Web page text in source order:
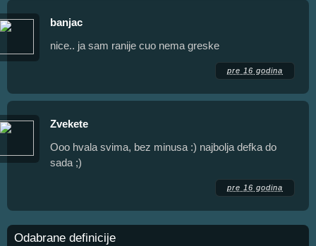
banjac
nice.. ja sam ranije cuo nema greske
pre 16 godina
Zvekete
Ooo hvala svima, bez minusa :) najbolja defka do
sada ;)
pre 16 godina
Odabrane definicije